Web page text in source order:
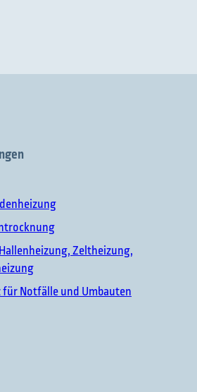
Zeltheizung,
für Notfälle und Umbauten